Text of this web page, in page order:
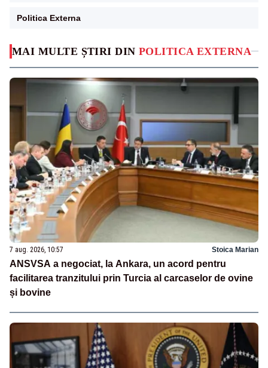
MAI MULTE ȘTIRI DIN POLITICA EXTERNA
7 aug. 2026, 10:57 Stoica Marian
ANSVSA a negociat, la Ankara, un acord pentru
facilitarea tranzitului prin Turcia al carcaselor de ovine
și bovine
Politica Externa